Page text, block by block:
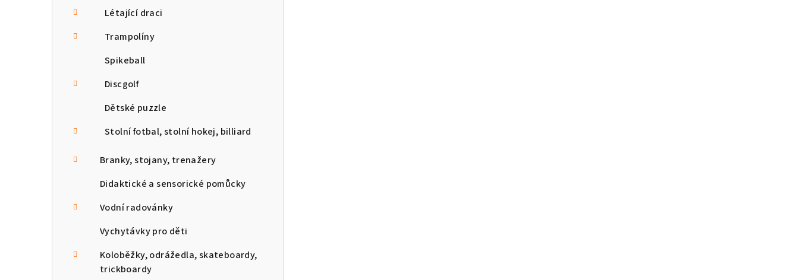
Létající draci
Trampolíny
Spikeball
Discgolf
Dětské puzzle
Stolní fotbal, stolní hokej, billiard
Branky, stojany, trenažery
Didaktické a sensorické pomůcky
Vodní radovánky
Vychytávky pro děti
Koloběžky, odrážedla, skateboardy,
trickboardy